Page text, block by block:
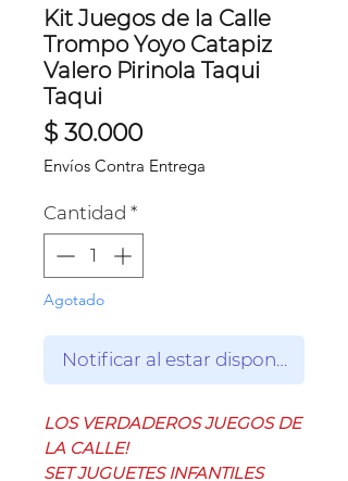
Kit Juegos de la Calle
Trompo Yoyo Catapiz
Valero Pirinola Taqui
Taqui
$ 30.000Precio
Envíos Contra Entrega
Cantidad *
Agotado
Notificar al estar disponible
LOS VERDADEROS JUEGOS DE
LA CALLE!
SET JUGUETES INFANTILES